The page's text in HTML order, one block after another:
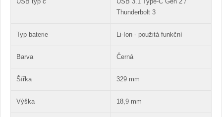
Thunderbolt 3
Typ baterie Li-Ion - použitá funkční
Barva Černá
Šířka 329 mm
Výška 18,9 mm